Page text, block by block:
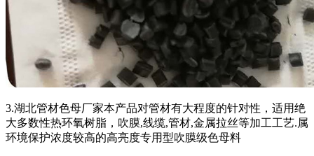
3.湖北管材色母厂家本产品对管材有大程度的针对性，适用绝
大多数性热环氧树脂，吹膜,线缆,管材,金属拉丝等加工工艺.属
环境保护浓度较高的高亮度专用型吹膜级色母料